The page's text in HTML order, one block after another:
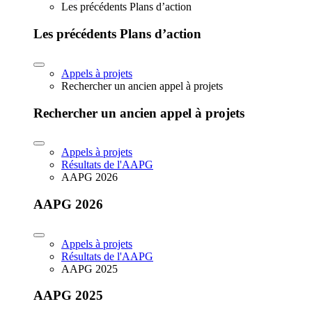
Les précédents Plans d’action
Les précédents Plans d’action
Appels à projets
Rechercher un ancien appel à projets
Rechercher un ancien appel à projets
Appels à projets
Résultats de l'AAPG
AAPG 2026
AAPG 2026
Appels à projets
Résultats de l'AAPG
AAPG 2025
AAPG 2025